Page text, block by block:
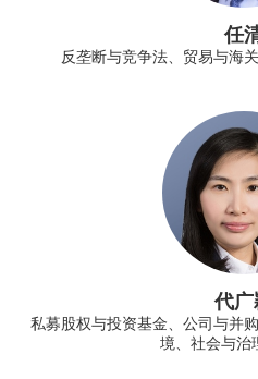
任
反垄断与竞争法、贸易与海
代广
私募股权与投资基金、公司与并
境、社会与治